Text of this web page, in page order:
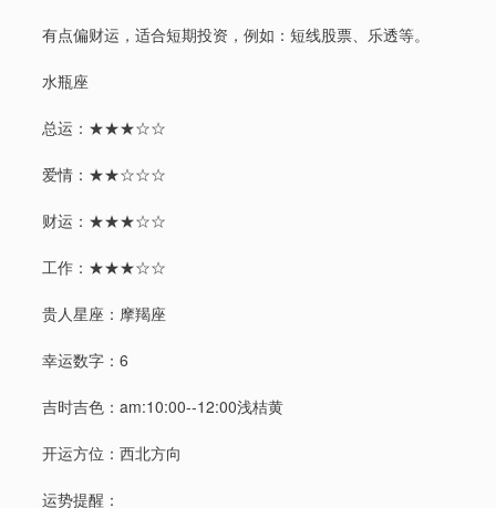
有点偏财运，适合短期投资，例如：短线股票、乐透等。
水瓶座
总运：★★★☆☆
爱情：★★☆☆☆
财运：★★★☆☆
工作：★★★☆☆
贵人星座：摩羯座
幸运数字：6
吉时吉色：am:10:00--12:00浅桔黄
开运方位：西北方向
运势提醒：